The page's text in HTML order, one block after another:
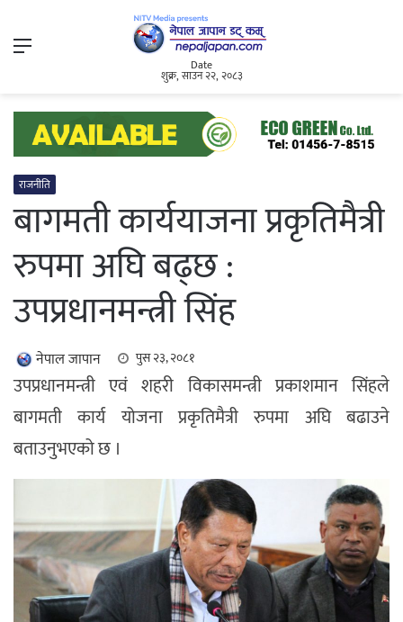
Menu
Date
शुक्र, साउन २२, २०८३
राजनीति
बागमती कार्ययाजना प्रकृतिमैत्री
रुपमा अघि बढ्छ :
उपप्रधानमन्त्री सिंह
नेपाल जापान पुस २३, २०८१
उपप्रधानमन्त्री एवं शहरी विकासमन्त्री प्रकाशमान सिंहले
बागमती कार्य योजना प्रकृतिमैत्री रुपमा अघि बढाउने
बताउनुभएको छ ।